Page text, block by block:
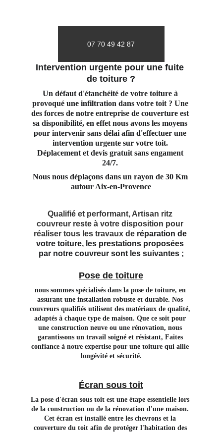
Intervention urgente pour une fuite
de toiture ?
Un défaut d'étanchéité de votre toiture à
provoqué une infiltration dans votre toit ? Une
des forces de notre entreprise de couverture est
sa disponibilité, en effet nous avons les moyens
pour intervenir sans délai afin d'effectuer une
intervention urgente sur votre toit.
Déplacement et devis gratuit sans engament
24/7.
Nous nous déplaçons dans un rayon de 30 Km
autour Aix-en-Provence
07 70 49 42 87
Qualifié et performant, Artisan ritz
couvreur reste à votre disposition pour
réaliser tous les travaux de réparation de
votre toiture, les prestations proposées
par notre couvreur sont les suivantes ;
Pose de toiture
nous sommes spécialisés dans la pose de toiture, en
assurant une installation robuste et durable. Nos
couvreurs qualifiés utilisent des matériaux de qualité,
adaptés à chaque type de maison. Que ce soit pour
une construction neuve ou une rénovation, nous
garantissons un travail soigné et résistant, Faites
confiance à notre expertise pour une toiture qui allie
longévité et sécurité.
Écran sous toit
La pose d'écran sous toit est une étape essentielle lors
de la construction ou de la rénovation d'une maison.
Cet écran est installé entre les chevrons et la
couverture du toit afin de protéger l'habitation des